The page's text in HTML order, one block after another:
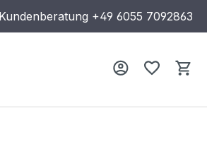
Kundenberatung +49 6055 7092863